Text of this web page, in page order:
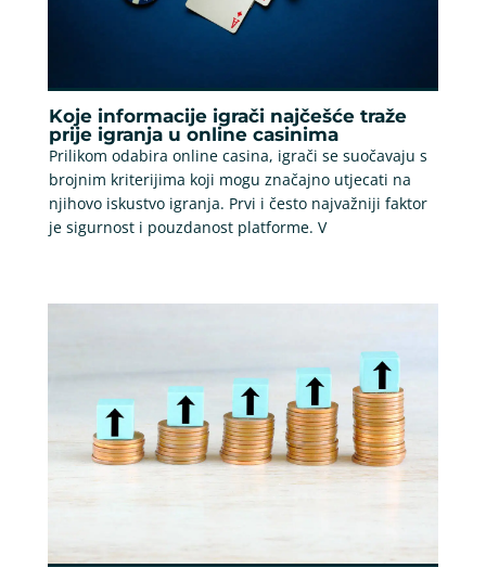
Koje informacije igrači najčešće traže
prije igranja u online casinima
Prilikom odabira online casina, igrači se suočavaju s
brojnim kriterijima koji mogu značajno utjecati na
njihovo iskustvo igranja. Prvi i često najvažniji faktor
je sigurnost i pouzdanost platforme. V